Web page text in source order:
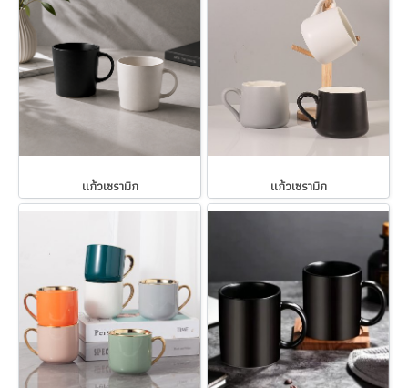
แก้วเซรามิก แก้วเซรามิก